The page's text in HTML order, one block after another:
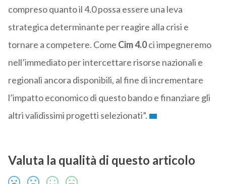
compreso quanto il 4.0 possa essere una leva
strategica determinante per reagire alla crisi e
tornare a competere. Come Cim 4.0ci impegneremo
nell’immediato per intercettare risorse nazionali e
regionali ancora disponibili, al fine di incrementare
l’impatto economico di questo bando e finanziare gli
altri validissimi progetti selezionati”.
Valuta la qualità di questo articolo